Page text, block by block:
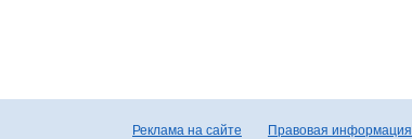
Реклама на сайте Правовая информация